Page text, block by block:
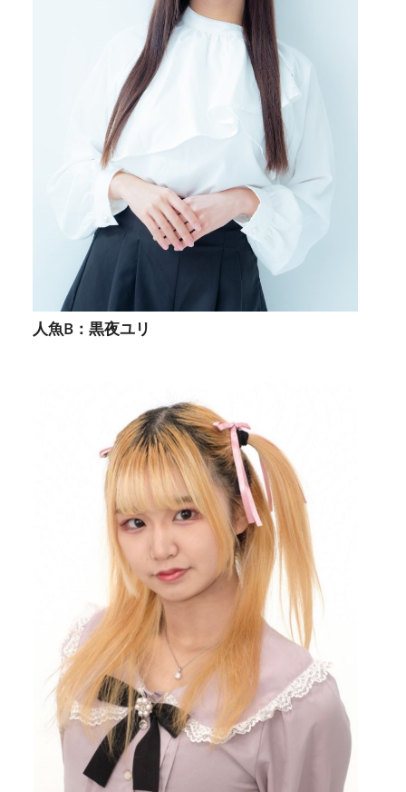
人魚B：黒夜ユリ